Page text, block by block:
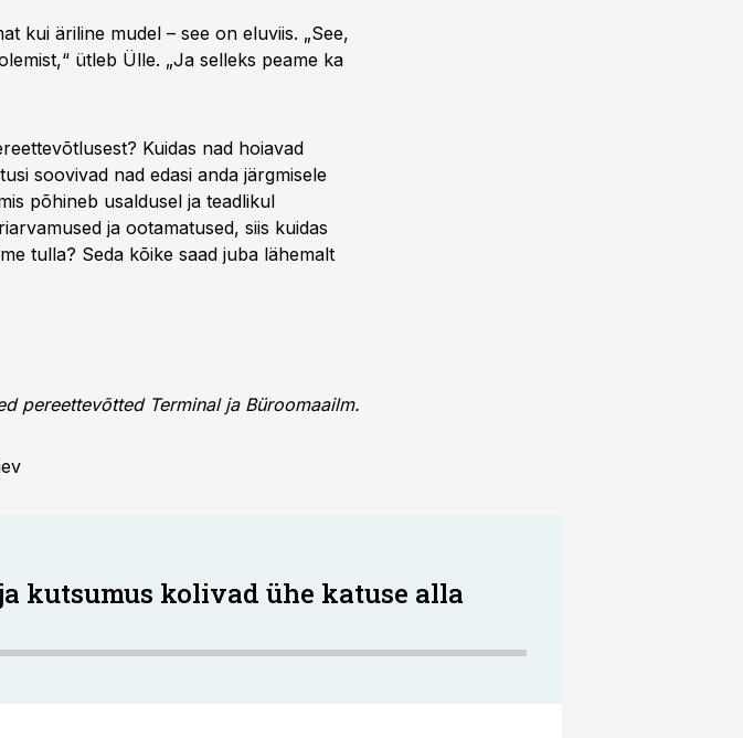
kui äriline mudel – see on eluviis. „See,
ütleb Ülle. „Ja selleks peame ka
Kuidas nad hoiavad
soovivad nad edasi anda järgmisele
põhineb usaldusel ja teadlikul
ja ootamatused, siis kuidas
tulla? Seda kõike saad juba lähemalt
pereettevõtted Terminal ja Büroomaailm.
kutsumus kolivad ühe katuse alla